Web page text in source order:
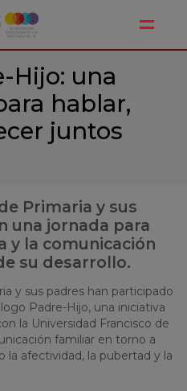
Hijo: una
hablar,
juntos
Primaria y sus
una jornada para
y la comunicación
su desarrollo.
y sus padres han participado
Padre-Hijo, una iniciativa
la Universidad Francisco de
familiar en torno a
afectividad, la pubertad y la